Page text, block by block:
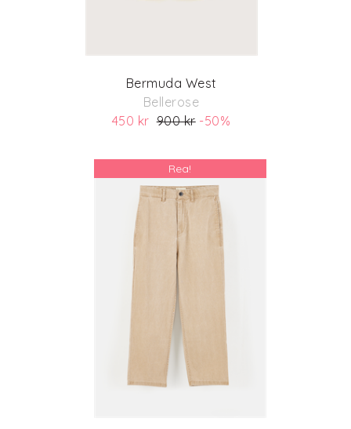
Bermuda West
Bellerose
450 kr900 kr-50%
Rea!